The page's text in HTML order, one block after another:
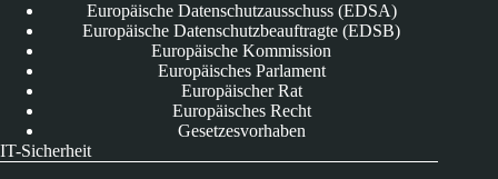
Europäische Datenschutzausschuss (EDSA)
Europäische Datenschutzbeauftragte (EDSB)
Europäische Kommission
Europäisches Parlament
Europäischer Rat
Europäisches Recht
Gesetzesvorhaben
IT-Sicherheit